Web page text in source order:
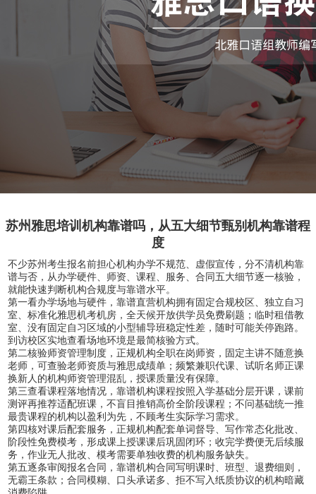
苏州雅思培训机构靠谱吗，从五大细节甄别机构靠谱程
度
不少苏州考生报名前担心机构办学不规范、虚假宣传，分不清机构靠
谱与否，从办学硬件、师资、课程、服务、合同五大细节逐一核验，
就能快速判断机构合规度与靠谱水平。
第一看办学场地与硬件，靠谱直营机构拥有固定合规校区、独立自习
室、标准化雅思机考机房，全天候开放供学员免费刷题；临时租借教
室、没有固定自习区域的小型辅导班稳定性差，随时可能关停跑路。
到访校区实地查看场地环境是最简核验方式。
第二核验师资管理制度，正规机构全职在岗师资，固定主讲不随意换
老师，可查验老师资质与雅思成绩单；频繁兼职代课、试听名师正课
换新人的机构师资管理混乱，授课质量没有保障。
第三查看课程落地情况，靠谱机构课程按照入学基础分层开课，课前
测评再推荐适配班课，不盲目推销高价全阶段课程；不问基础统一推
最贵课程的机构以盈利为先，不顾考生实际学习需求。
第四核对课后配套服务，正规机构配套单词督导、写作常态化批改、
阶段性免费模考，形成课上授课课后巩固闭环；收完学费便无后续服
务，作业无人批改、模考需要单独收费的机构服务缺失。
第五逐条审阅报名合同，靠谱机构合同写明课时、班型、退费细则，
无霸王条款；合同模糊、口头承诺多、拒不写入纸质协议的机构暗藏